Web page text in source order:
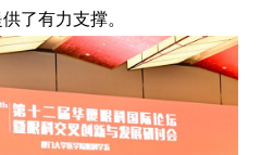
了有力支撑。